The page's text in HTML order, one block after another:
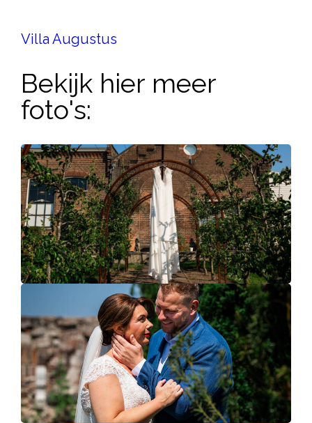
Villa Augustus
Bekijk hier meer
foto's: